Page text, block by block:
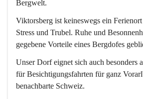
Bergwelt.
Viktorsberg ist keineswegs ein
Stress und Trubel. Ruhe und
gegebene Vorteile eines Bergdofes
Unser Dorf eignet sich auch besonders
für Besichtigungsfahrten für ganz
benachbarte Schweiz.